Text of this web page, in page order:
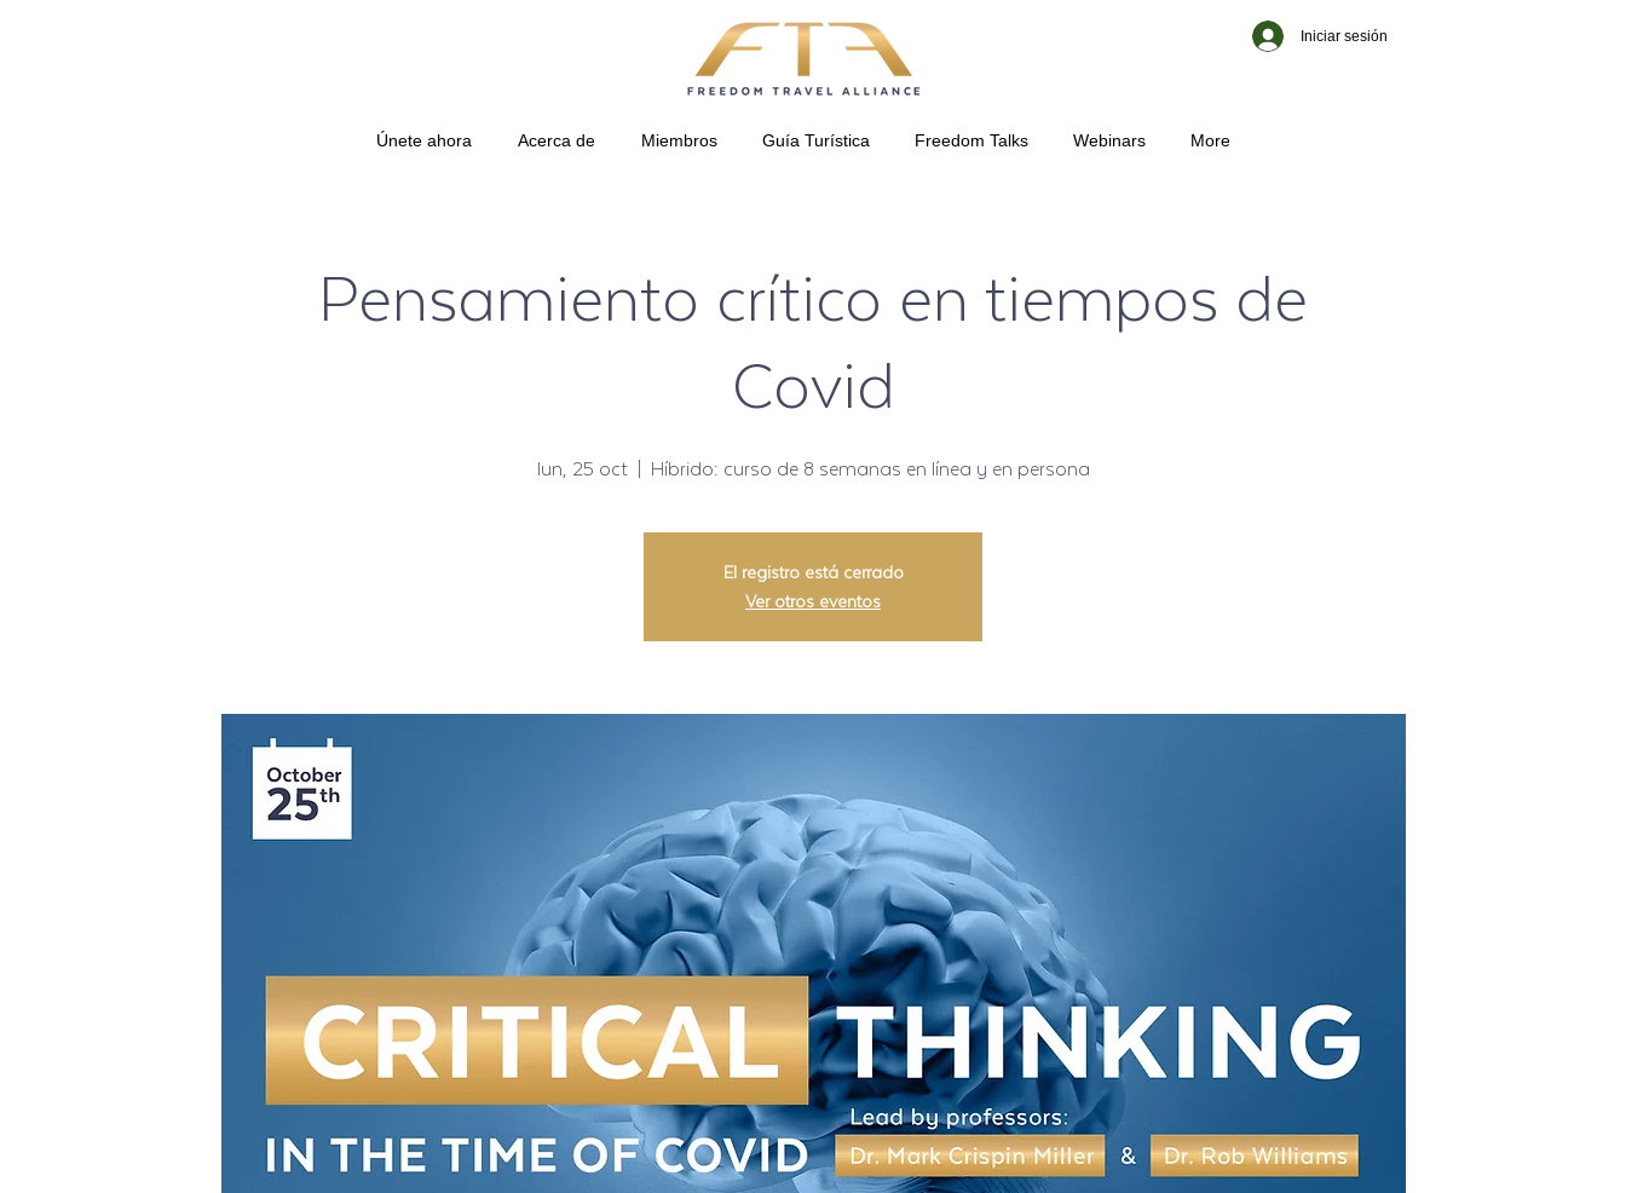
Iniciar sesión
Únete ahora Acerca de Miembros Guía Turística Freedom Talks Webinars More
Pensamiento crítico en tiempos de
Covid
lun, 25 oct
  |
Híbrido: curso de 8 semanas en línea y en persona
El registro está cerrado
Ver otros eventos